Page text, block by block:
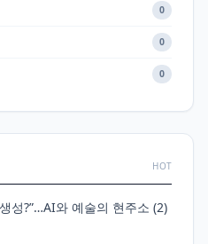
0
0
0
HOT
성?”…AI와 예술의 현주소 (2)